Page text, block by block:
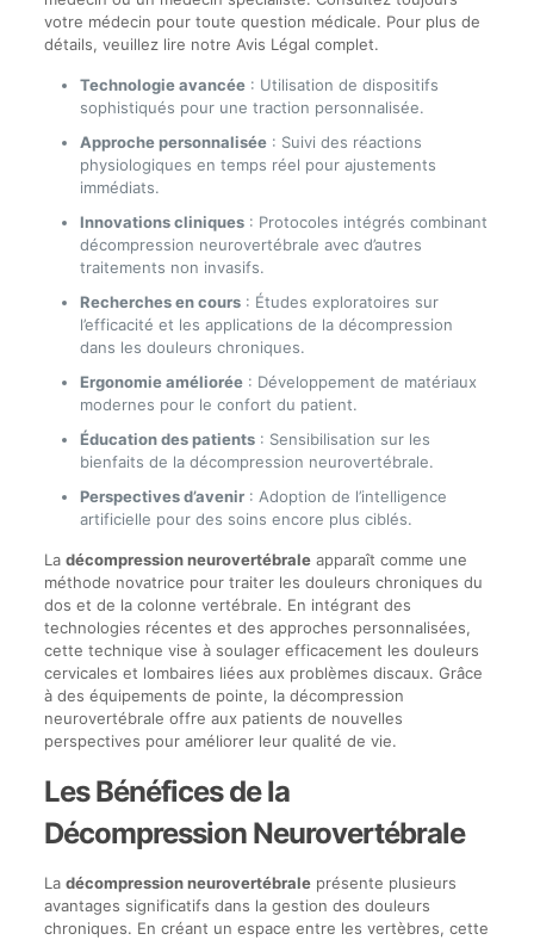
votre médecin pour toute question médicale. Pour plus de
détails, veuillez lire notre Avis Légal complet.
Technologie avancée: Utilisation de dispositifs
sophistiqués pour une traction personnalisée.
Approche personnalisée: Suivi des réactions
physiologiques en temps réel pour ajustements
immédiats.
Innovations cliniques: Protocoles intégrés combinant
décompression neurovertébrale avec d’autres
traitements non invasifs.
Recherches en cours: Études exploratoires sur
l’efficacité et les applications de la décompression
dans les douleurs chroniques.
Ergonomie améliorée: Développement de matériaux
modernes pour le confort du patient.
Éducation des patients: Sensibilisation sur les
bienfaits de la décompression neurovertébrale.
Perspectives d’avenir: Adoption de l’intelligence
artificielle pour des soins encore plus ciblés.
La décompression neurovertébraleapparaît comme une
méthode novatrice pour traiter les douleurs chroniques du
dos et de la colonne vertébrale. En intégrant des
technologies récentes et des approches personnalisées,
cette technique vise à soulager efficacement les douleurs
cervicales et lombaires liées aux problèmes discaux. Grâce
à des équipements de pointe, la décompression
neurovertébrale offre aux patients de nouvelles
perspectives pour améliorer leur qualité de vie.
Les Bénéfices de la
Décompression Neurovertébrale
La décompression neurovertébraleprésente plusieurs
avantages significatifs dans la gestion des douleurs
chroniques. En créant un espace entre les vertèbres, cette